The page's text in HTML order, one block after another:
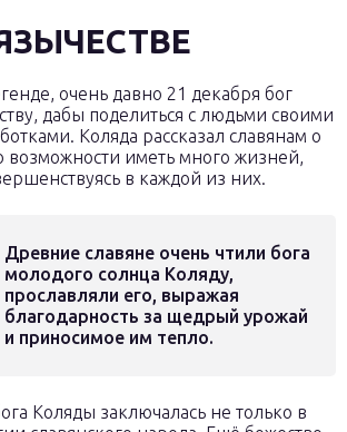
очень давно 21 декабря бог
дабы поделиться с людьми своими
Коляда рассказал славянам о
возможности иметь много жизней,
в каждой из них.
Древние славяне очень чтили бога
молодого солнца Коляду,
прославляли его, выражая
благодарность за щедрый урожай
и приносимое им тепло.
Коляды заключалась не только в